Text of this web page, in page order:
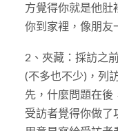
方覺得你就是他肚
你到家裡，像朋
2、夾藏：採訪之
(不多也不少)，列
先，什麼問題在後
受訪者覺得你做了